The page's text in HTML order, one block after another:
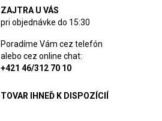
ZAJTRA U VÁS
pri objednávke do 15:30
Poradíme Vám cez telefón
alebo cez online chat:
+421 46/312 70 10
TOVAR IHNEĎ K DISPOZÍCIÍ